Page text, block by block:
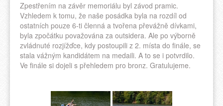
Zpestřením na závěr memoriálu byl závod pramic.
Vzhledem k tomu, že naše posádka byla na rozdíl od
ostatních pouze 6-ti členná a tvořena převážně dívkami,
byla zpočátku považována za outsidera. Ale po výborně
zvládnuté rozjížďce, kdy postoupili z 2. místa do finále, se
stala vážným kandidátem na medaili. A to se i potvrdilo.
Ve finále si dojeli s přehledem pro bronz. Gratulujeme.